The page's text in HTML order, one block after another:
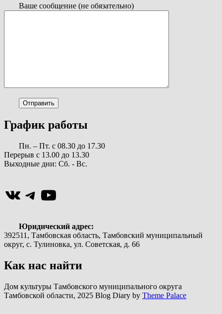
Ваше сообщение (не обязательно)
График работы
Пн. – Пт. с 08.30 до 17.30
Перерыв с 13.00 до 13.30
Выходные дни: Сб. - Вс.
ВКонтакте
Telegram
YouTube
Юридический адрес:
392511, Тамбовская область, Тамбовский муниципальный
округ, с. Тулиновка, ул. Советская, д. 66
Как нас найти
Дом культуры Тамбовского муниципального округа
Тамбовской области, 2025 Blog Diary by Theme Palace